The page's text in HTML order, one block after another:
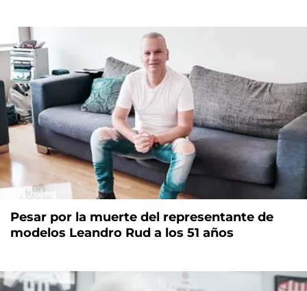
Pesar por la muerte del representante de
modelos Leandro Rud a los 51 años